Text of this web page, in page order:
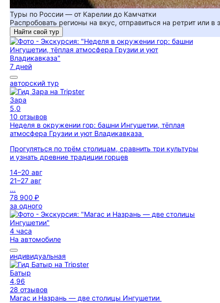
Туры по России — от Карелии до Камчатки
Распробовать регионы на вкус, отправиться на ретрит или в
Найти свой тур
7 дней
авторский тур
Зара
5,0
10 отзывов
Неделя в окружении гор: башни Ингушетии, тёплая
атмосфера Грузии и уют Владикавказа
Прогуляться по трём столицам, сравнить три культуры
и узнать древние традиции горцев
14–20 авг
21–27 авг
...
78 900 ₽
за одного
4 часа
На автомобиле
индивидуальная
Батыр
4,96
28 отзывов
Магас и Назрань — две столицы Ингушетии